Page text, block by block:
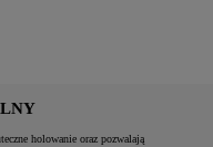
holowanie oraz pozwalają